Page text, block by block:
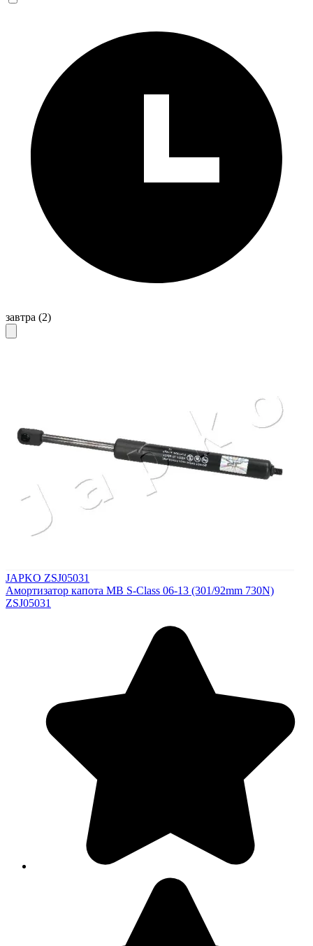
завтра (2)
JAPKO ZSJ05031
Амортизатор капота MB S-Class 06-13 (301/92mm 730N)
ZSJ05031